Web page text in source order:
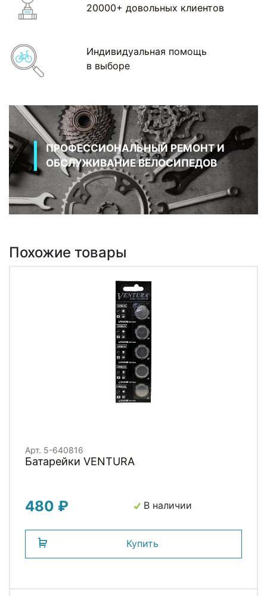
20000+ довольных клиентов
Индивидуальная помощь
в выборе
ПРОФЕССИОНАЛЬНЫЙ РЕМОНТ И
ОБСЛУЖИВАНИЕ ВЕЛОСИПЕДОВ
Похожие товары
Арт. 5-640816
Батарейки VENTURA
480 ₽ В наличии
Купить